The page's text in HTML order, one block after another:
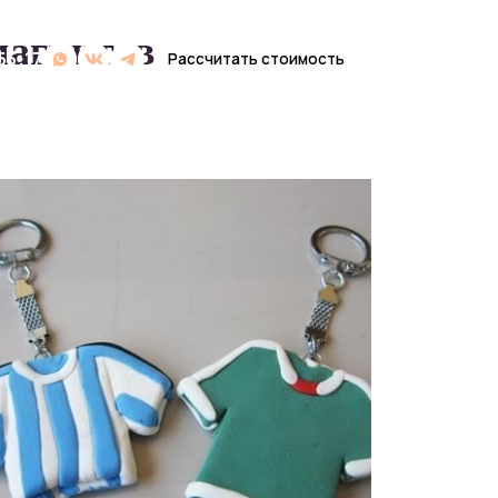
Рассчитать стоимость
Рассчитать стоимость
из